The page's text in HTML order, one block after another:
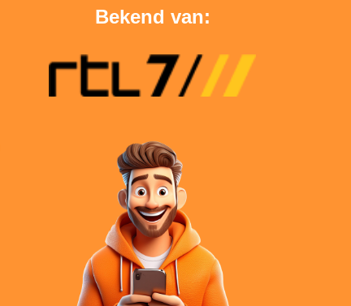
Bekend van: